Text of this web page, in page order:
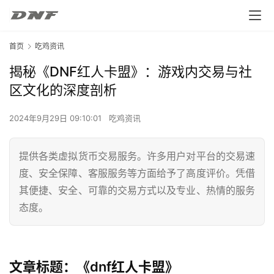
首页 吃鸡资讯
揭秘《DNF红人卡盟》：游戏内交易与社
区文化的深度剖析
2024年9月29日 09:10:01 吃鸡资讯
提供各类虚拟货币交易服务。许多用户对平台的交易速
度、安全保障、客服服务等方面给予了高度评价。凭借
其便捷、安全、可靠的交易方式以及专业、热情的服务
态度。
文章标题：《dnf红人卡盟》